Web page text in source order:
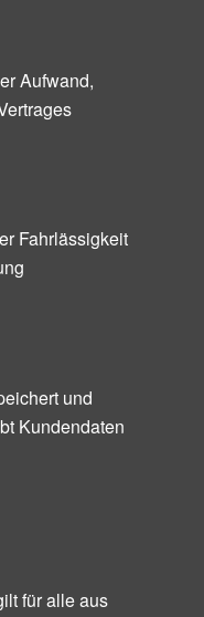
Aufwand,
Fahrlässigkeit
und
Kundendaten
für alle aus